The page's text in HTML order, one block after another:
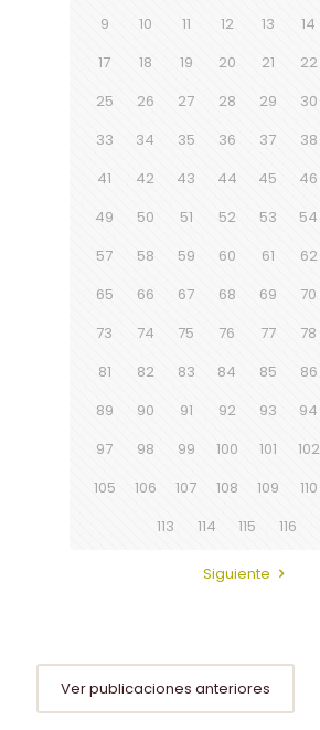
9
10 11 12 13 14
17
18 19 20 21 22
25
26 27 28 29 30
33
34 35 36 37 38
41
42 43 44 45 46
49
50 51 52 53 54
57
58 59 60 61 62
65
66 67 68 69 70
73
74 75 76 77 78
81
82 83 84 85 86
89
90 91 92 93 94
97
98 99 100 101 102
105
106 107 108 109 110
113
114 115 116
Siguiente
Ver publicaciones anteriores